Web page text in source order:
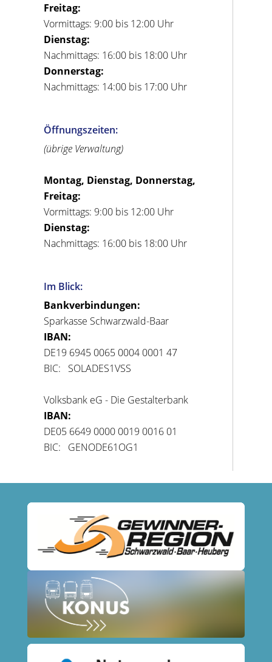
Freitag:
Vormittags: 9:00 bis 12:00 Uhr
Dienstag:
Nachmittags: 16:00 bis 18:00 Uhr
Donnerstag:
Nachmittags: 14:00 bis 17:00 Uhr
Öffnungszeiten:
(übrige Verwaltung)
Montag, Dienstag, Donnerstag,
Freitag:
Vormittags: 9:00 bis 12:00 Uhr
Dienstag:
Nachmittags: 16:00 bis 18:00 Uhr
Im Blick:
Bankverbindungen:
Sparkasse Schwarzwald-Baar
IBAN:
DE19 6945 0065 0004 0001 47
BIC: SOLADES1VSS
Volksbank eG - Die Gestalterbank
IBAN:
DE05 6649 0000 0019 0016 01
BIC: GENODE61OG1